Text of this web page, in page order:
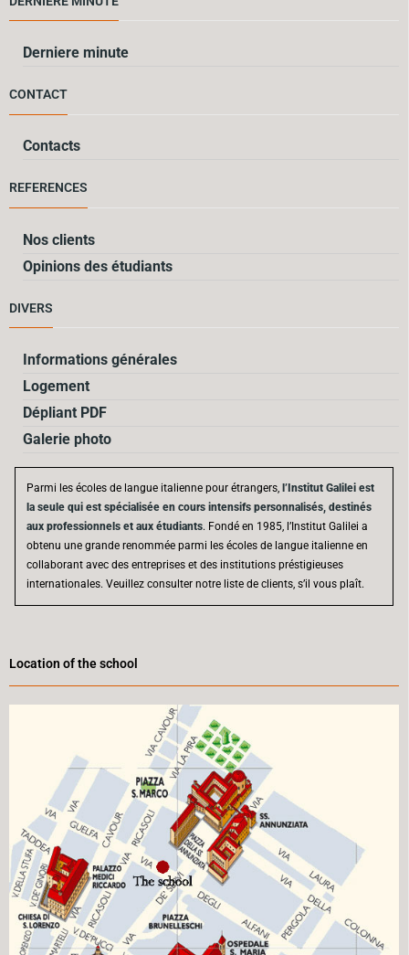
Derniere minute
CONTACT
Contacts
REFERENCES
Nos clients
Opinions des étudiants
DIVERS
Informations générales
Logement
Dépliant PDF
Galerie photo
Parmi les écoles de langue italienne pour étrangers, l’Institut Galilei est
la seule qui est spécialisée en cours intensifs personnalisés, destinés
aux professionnels et aux étudiants. Fondé en 1985, l’Institut Galilei a
obtenu une grande renommée parmi les écoles de langue italienne en
collaborant avec des entreprises et des institutions préstigieuses
internationales. Veuillez consulter notre liste de clients, s’il vous plaît.
Location of the school